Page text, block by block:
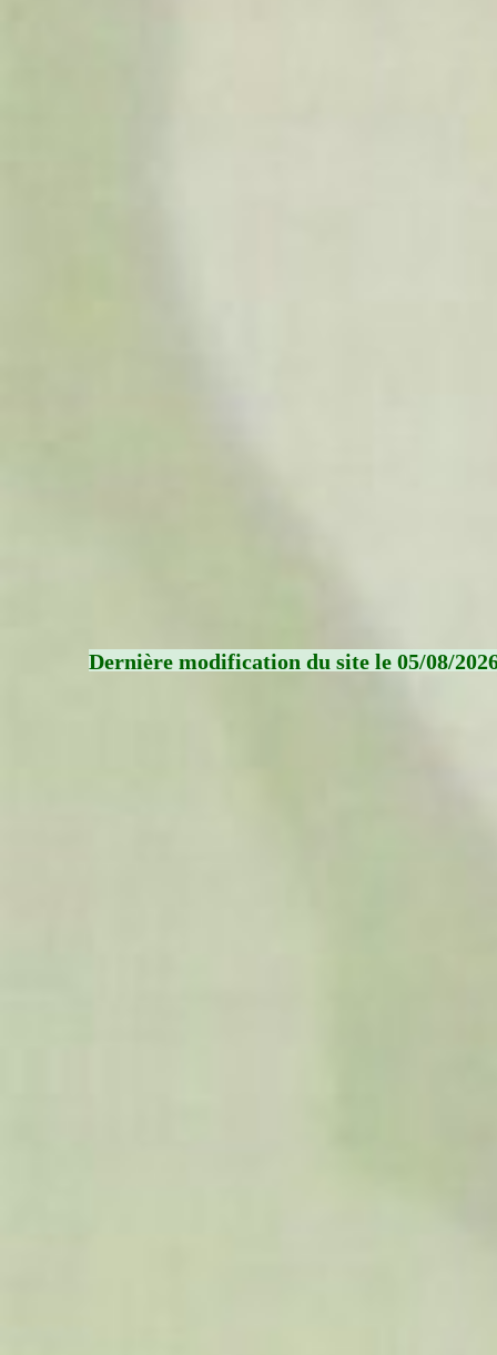
Dernière modification du site le 05/08/